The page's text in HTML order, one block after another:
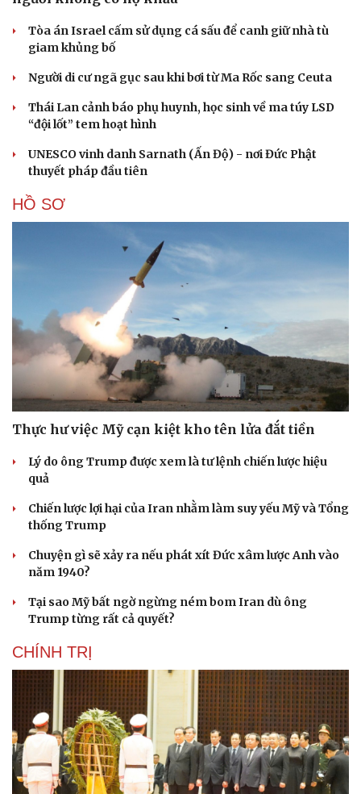
Tòa án Israel cấm sử dụng cá sấu để canh giữ nhà tù
giam khủng bố
Người di cư ngã gục sau khi bơi từ Ma Rốc sang Ceuta
Thái Lan cảnh báo phụ huynh, học sinh về ma túy LSD
“đội lốt” tem hoạt hình
UNESCO vinh danh Sarnath (Ấn Độ) - nơi Đức Phật
thuyết pháp đầu tiên
HỒ SƠ
Thực hư việc Mỹ cạn kiệt kho tên lửa đắt tiền
Lý do ông Trump được xem là tư lệnh chiến lược hiệu
quả
Chiến lược lợi hại của Iran nhằm làm suy yếu Mỹ và Tổng
thống Trump
Chuyện gì sẽ xảy ra nếu phát xít Đức xâm lược Anh vào
năm 1940?
Tại sao Mỹ bất ngờ ngừng ném bom Iran dù ông
Trump từng rất cả quyết?
CHÍNH TRỊ